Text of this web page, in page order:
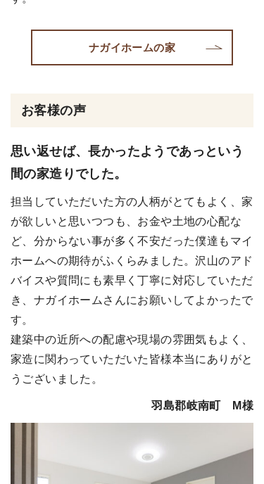
ナガイホームの家
お客様の声
思い返せば、長かったようであっという
間の家造りでした。
担当していただいた方の人柄がとてもよく、家
が欲しいと思いつつも、お金や土地の心配な
ど、分からない事が多く不安だった僕達もマイ
ホームへの期待がふくらみました。沢山のアド
バイスや質問にも素早く丁寧に対応していただ
き、ナガイホームさんにお願いしてよかったで
す。
建築中の近所への配慮や現場の雰囲気もよく、
家造に関わっていただいた皆様本当にありがと
うございました。
羽島郡岐南町 M様